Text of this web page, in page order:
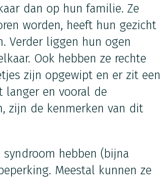
dan op hun familie. Ze
worden, heeft hun gezicht
Verder liggen hun ogen
Ook hebben ze rechte
zijn opgewipt en er zit een
en vooral de
zijn de kenmerken van dit
hebben (bijna
Meestal kunnen ze